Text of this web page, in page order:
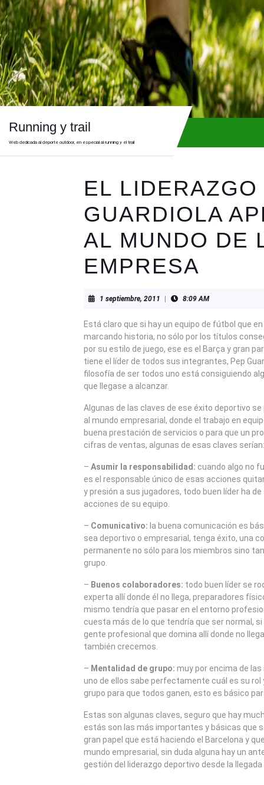
Skip
to
content
Running y trail
Web dedicada al deporte outdoor, en especial al running y el trail
EL
GUARDIOLA
AL MUNDO DE
EMPRESA
1 septiembre, 2011 8:09 AM
Está claro que si hay un equipo de fútbol que
marcando historia, no sólo por los títulos
por su estilo de juego, ese es el Barça y gran
tiene el líder de todos sus integrantes, Pep
filosofía de ser todos uno está consiguiendo
que llegase a alcanzar.
Algunas de las claves de ese éxito deportivo
al mundo empresarial, donde el trabajo en
buena prestación de servicios o para que un
cifras de ventas, algunas de esas claves serían:
– Asumir la responsabilidad: cuando algo no
es el responsable único de esas acciones
y presión a sus jugadores, todo buen líder ha
acciones de su equipo.
– Comunicativo: la buena comunicación es
sea deportivo o empresarial, tenga éxito, una
permanente no sólo para los miembros sino
grupo.
– Buenos colaboradores: todo buen líder se
experta allí donde él no llega, preparadores
mismo tendría que pasar en el entorno
cuesta más de lo que tendría que ser normal,
gente profesional que domina allí donde no
también crecemos.
– Mentalidad de grupo: muy por encima de
uno de ellos sabe perfectamente cuál es su rol
grupo para que todos ganen, esto es básico
Estas son algunas claves, seguro que hay
estás son las más importantes y básicas que
gran papel que está haciendo el Barcelona y
mundo empresarial, sin duda alguna hay un
gestión del liderazgo deportivo desde la llegada